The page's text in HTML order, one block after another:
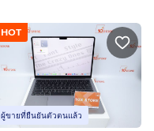
HOT
ผู้ขายที่ยืนยันตัวตนแล้ว